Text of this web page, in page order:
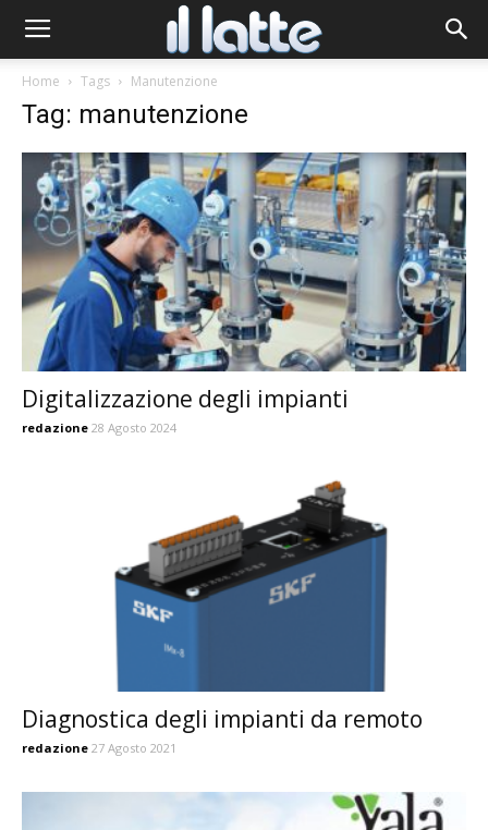
Home Tags Manutenzione
Tag: manutenzione
Digitalizzazione degli impianti
redazione 28 Agosto 2024
Diagnostica degli impianti da remoto
redazione 27 Agosto 2021